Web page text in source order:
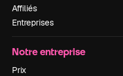
Affiliés
Entreprises
Notre entreprise
Prix